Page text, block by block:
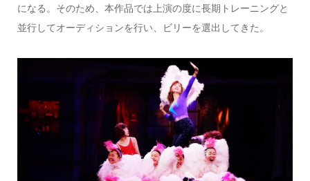
になる。そのため、本作品では上演の度に長期トレーニングと
並行してオーディションを行い、ビリーを選出してきた。